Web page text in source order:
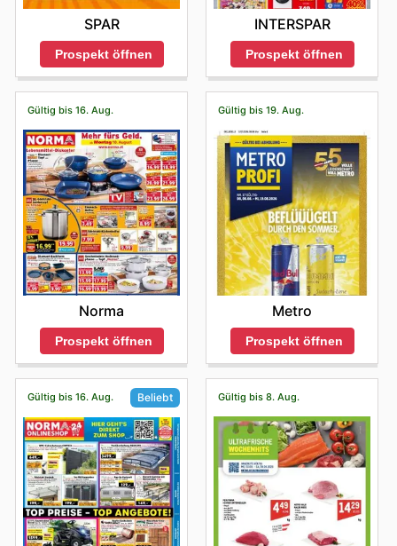
SPAR
Prospekt öffnen
INTERSPAR
Prospekt öffnen
Gültig bis 16. Aug.
Norma
Prospekt öffnen
Gültig bis 19. Aug.
Metro
Prospekt öffnen
Gültig bis 16. Aug. Beliebt Gültig bis 8. Aug.